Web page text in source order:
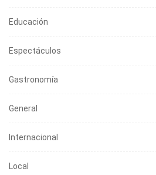
Educación
Espectáculos
Gastronomía
General
Internacional
Local